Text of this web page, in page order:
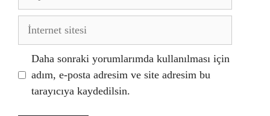
posta
İnternet
Daha sonraki yorumlarımda kullanılması için
adım, e-posta adresim ve site adresim bu
tarayıcıya kaydedilsin.